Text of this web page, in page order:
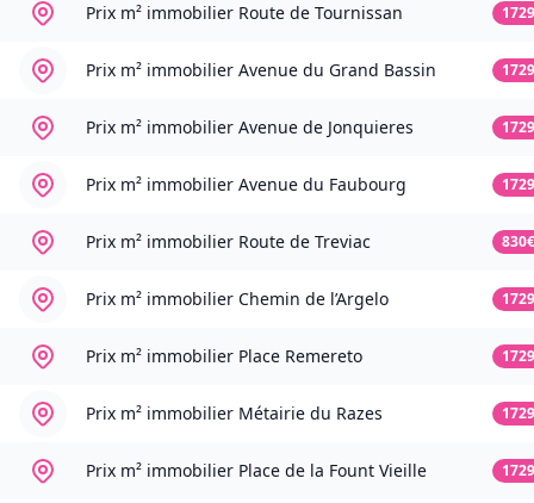
Prix m² immobilier Route de Tournissan
Prix m² immobilier Avenue du Grand Bassin
Prix m² immobilier Avenue de Jonquieres
Prix m² immobilier Avenue du Faubourg
Prix m² immobilier Route de Treviac 830€
Prix m² immobilier Chemin de l’Argelo
Prix m² immobilier Place Remereto
Prix m² immobilier Métairie du Razes
Prix m² immobilier Place de la Fount Vieille